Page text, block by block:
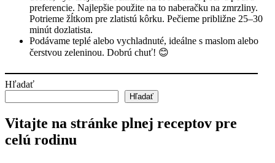
preferencie. Najlepšie použite na to naberačku na zmrzliny.
Potrieme žĺtkom pre zlatistú kôrku. Pečieme približne 25–30
minút dozlatista.
Podávame teplé alebo vychladnuté, ideálne s maslom alebo
čerstvou zeleninou. Dobrú chuť! 😊
Hľadať
Hľadať
Vitajte na stránke plnej receptov pre
celú rodinu